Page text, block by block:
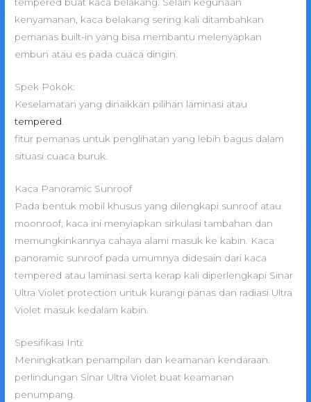
tempered buat kaca belakang. Selain kegunaan
kenyamanan, kaca belakang sering kali ditambahkan
pemanas built-in yang bisa membantu melenyapkan
embun atau es pada cuaca dingin.
Spek Pokok:
Keselamatan yang dinaikkan pilihan laminasi atau
tempered
fitur pemanas untuk penglihatan yang lebih bagus dalam
situasi cuaca buruk.
Kaca Panoramic Sunroof
Pada bentuk mobil khusus yang dilengkapi sunroof atau
moonroof, kaca ini menyiapkan sirkulasi tambahan dan
memungkinkannya cahaya alami masuk ke kabin. Kaca
panoramic sunroof pada umumnya didesain dari kaca
tempered atau laminasi serta kerap kali diperlengkapi Sinar
Ultra Violet protection untuk kurangi panas dan radiasi Ultra
Violet masuk kedalam kabin.
Spesifikasi Inti:
Meningkatkan penampilan dan keamanan kendaraan.
perlindungan Sinar Ultra Violet buat keamanan
penumpang.